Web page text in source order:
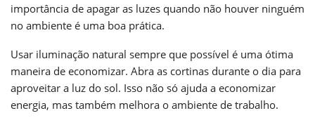
importância de apagar as luzes quando não houver ninguém
no ambiente é uma boa prática.
Usar iluminação natural sempre que possível é uma ótima
maneira de economizar. Abra as cortinas durante o dia para
aproveitar a luz do sol. Isso não só ajuda a economizar
energia, mas também melhora o ambiente de trabalho.